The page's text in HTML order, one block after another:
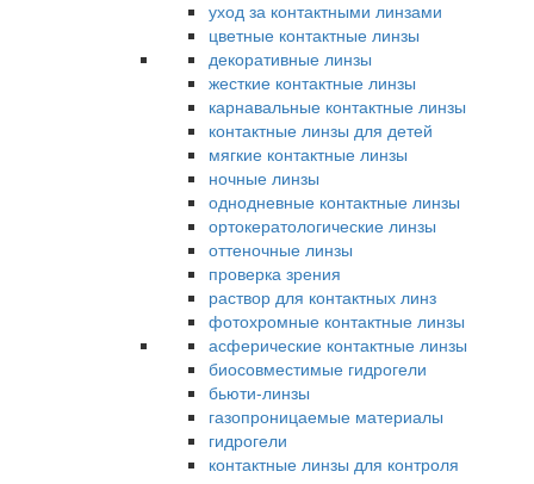
уход за контактными линзами
цветные контактные линзы
декоративные линзы
жесткие контактные линзы
карнавальные контактные линзы
контактные линзы для детей
мягкие контактные линзы
ночные линзы
однодневные контактные линзы
ортокератологические линзы
оттеночные линзы
проверка зрения
раствор для контактных линз
фотохромные контактные линзы
асферические контактные линзы
биосовместимые гидрогели
бьюти-линзы
газопроницаемые материалы
гидрогели
контактные линзы для контроля